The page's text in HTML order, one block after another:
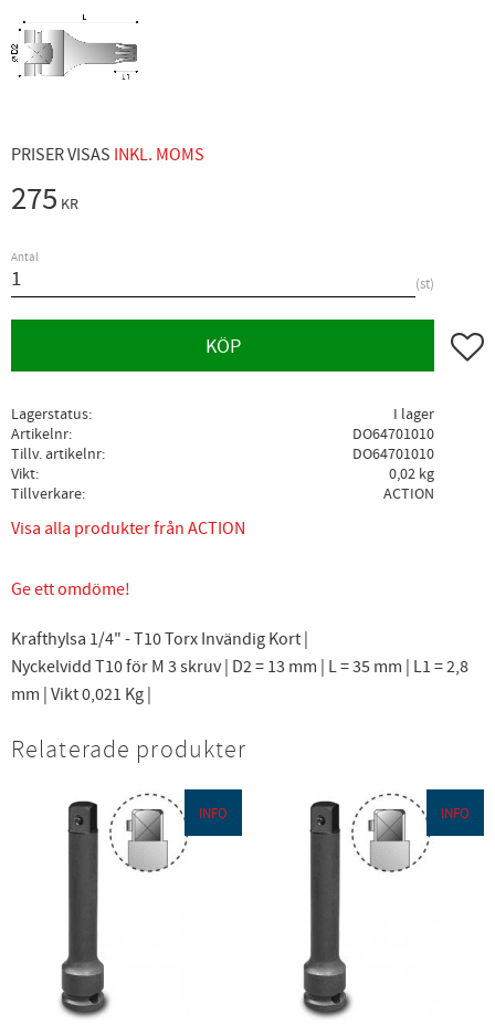
PRISER VISAS INKL. MOMS
275 KR
Antal
st
KÖP Lägg
Lagerstatus
I lager
Artikelnr
DO64701010
Tillv. artikelnr
DO64701010
Vikt
0,02 kg
Tillverkare
ACTION
Visa alla produkter från ACTION
Ge ett omdöme!
Krafthylsa 1/4" - T10 Torx Invändig Kort |
Nyckelvidd T10 för M 3 skruv | D2 = 13 mm | L = 35 mm | L1 = 2,8
mm | Vikt 0,021 Kg |
Relaterade produkter
INFO INFO